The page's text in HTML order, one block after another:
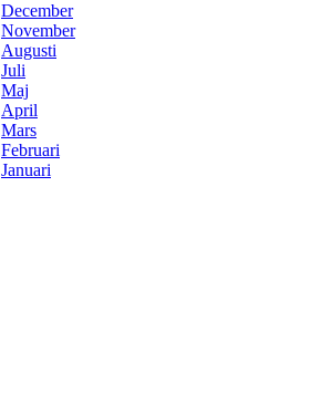
December
November
Augusti
Juli
Maj
April
Mars
Februari
Januari